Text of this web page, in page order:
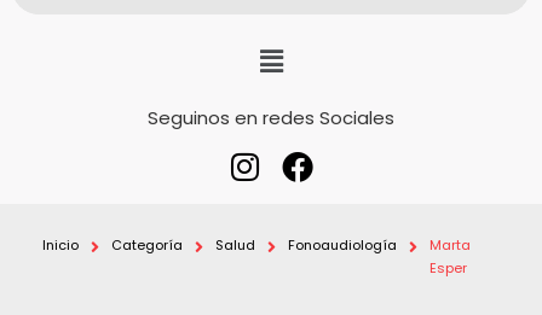
Seguinos en redes Sociales
Inicio Categoría Salud Fonoaudiología
Marta
Esper